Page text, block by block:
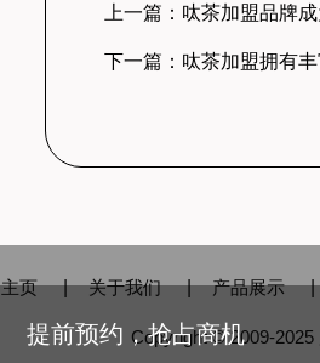
上一篇：呔茶加盟品牌
下一篇：呔茶加盟拥有
主页 | 关于我们 | 产品展示 |
Copyright © 2009-2025
提前预约，抢占商机